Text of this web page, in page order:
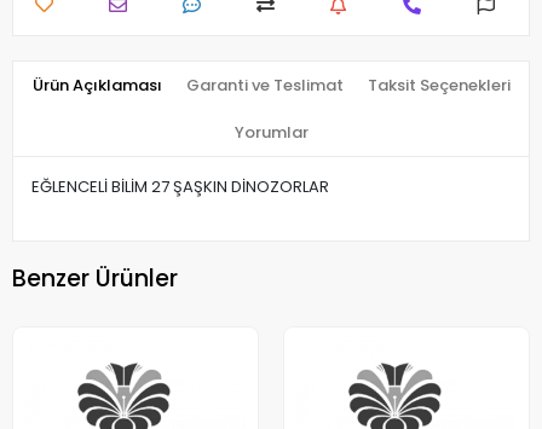
Ürün Açıklaması Garanti ve Teslimat Taksit Seçenekleri
Yorumlar
EĞLENCELİ BİLİM 27 ŞAŞKIN DİNOZORLAR
Benzer Ürünler